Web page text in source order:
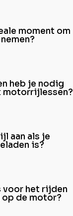
moment om
heb je nodig
motorrijlessen?
aan als je
is?
voor het rijden
de motor?